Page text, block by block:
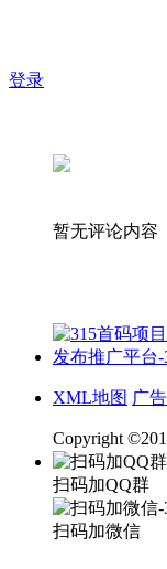
登录
暂无评论内容
XML地图 广
Copyright
扫码加QQ群
扫码加微信